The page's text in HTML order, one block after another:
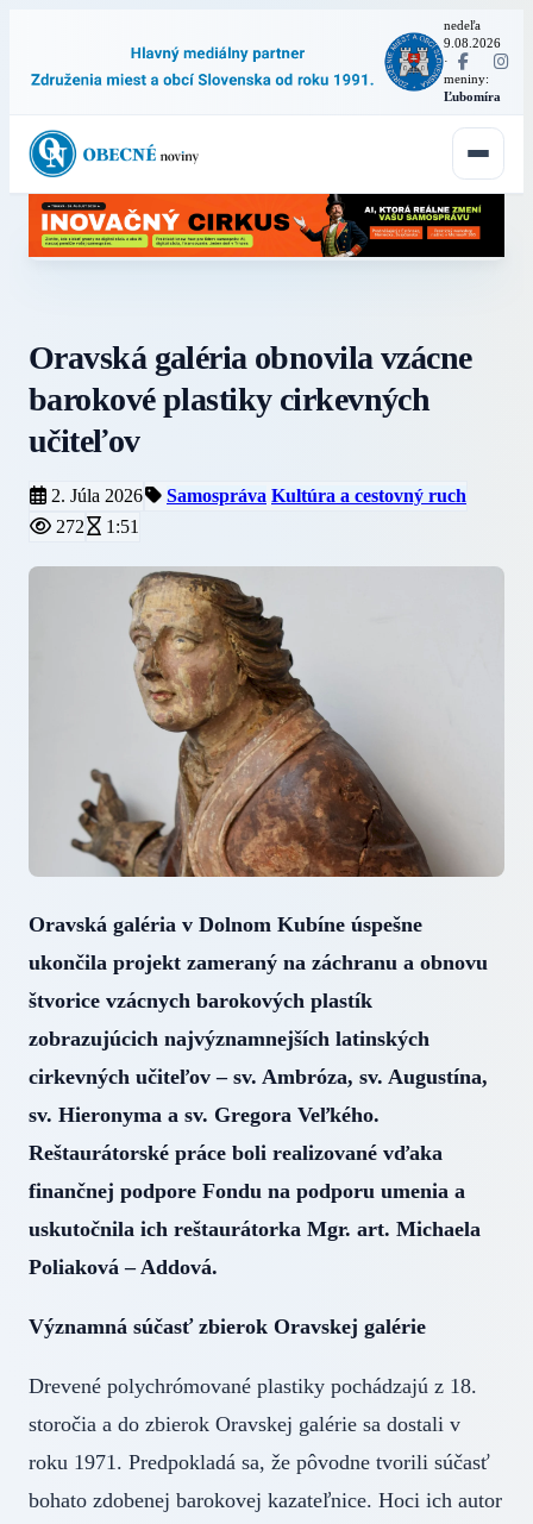
nedeľa
9.08.2026
·
meniny:
Ľubomíra
Oravská galéria obnovila vzácne
barokové plastiky cirkevných
učiteľov
2. Júla 2026 Samospráva Kultúra a cestovný ruch
272
1:51
Oravská galéria v Dolnom Kubíne úspešne
ukončila projekt zameraný na záchranu a obnovu
štvorice vzácnych barokových plastík
zobrazujúcich najvýznamnejších latinských
cirkevných učiteľov – sv. Ambróza, sv. Augustína,
sv. Hieronyma a sv. Gregora Veľkého.
Reštaurátorské práce boli realizované vďaka
finančnej podpore Fondu na podporu umenia a
uskutočnila ich reštaurátorka Mgr. art. Michaela
Poliaková – Addová.
Významná súčasť zbierok Oravskej galérie
Drevené polychrómované plastiky pochádzajú z 18.
storočia a do zbierok Oravskej galérie sa dostali v
roku 1971. Predpokladá sa, že pôvodne tvorili súčasť
bohato zdobenej barokovej kazateľnice. Hoci ich autor